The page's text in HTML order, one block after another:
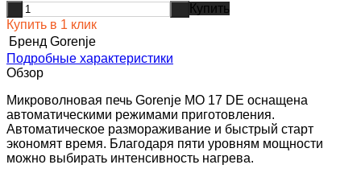
Купить
Купить в 1 клик
Бренд Gorenje
Подробные характеристики
Обзор
Микроволновая печь Gorenje MO 17 DE оснащена
автоматическими режимами приготовления.
Автоматическое размораживание и быстрый старт
экономят время. Благодаря пяти уровням мощности
можно выбирать интенсивность нагрева.